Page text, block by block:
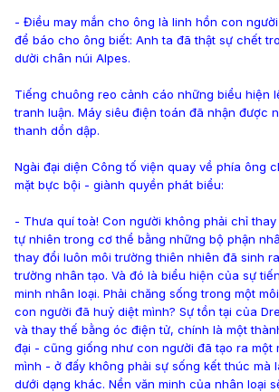
- Điều may mắn cho ông là linh hồn con
để báo cho ông biết: Anh ta đã thật sự chết
dười chân núi Alpes.
Tiếng chuông reo cảnh cáo những biểu hiện
tranh luận. Máy siêu điện toán đã nhận được
thanh dồn dập.
Ngài đại diện Công tố viện quay về phía ông
mặt bực bội - giành quyền phát biểu:
- Thưa quí toà! Con người không phải chỉ
tự nhiên trong cơ thể bằng những bộ phận
thay đổi luôn môi trường thiên nhiên đã sinh
trường nhân tạo. Và đó là biểu hiện của sự
minh nhân loại. Phải chăng sống trong một
con người đã huỷ diệt mình? Sự tồn tại của
và thay thế bằng óc điện tử, chính là một
đại - cũng giống như con người đã tạo ra một
mình - ở đấy không phải sự sống kết thúc mà
dưới dạng khác. Nền văn minh của nhân loại